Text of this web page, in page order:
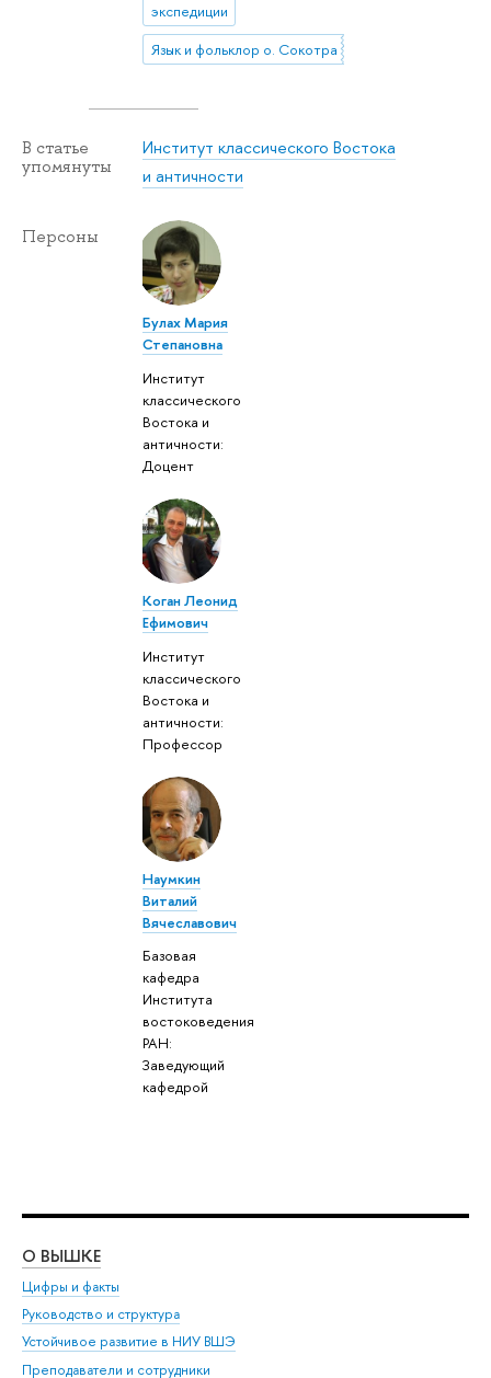
экспедиции
Язык и фольклор о. Сокотра
В статье
упомянуты
Институт классического Востока
и античности
Персоны
Булах Мария
Степановна
Институт
классического
Востока и
античности:
Доцент
Коган Леонид
Ефимович
Институт
классического
Востока и
античности:
Профессор
Наумкин
Виталий
Вячеславович
Базовая
кафедра
Института
востоковедения
РАН:
Заведующий
кафедрой
О ВЫШКЕ
Цифры и факты
Руководство и структура
Устойчивое развитие в НИУ ВШЭ
Преподаватели и сотрудники